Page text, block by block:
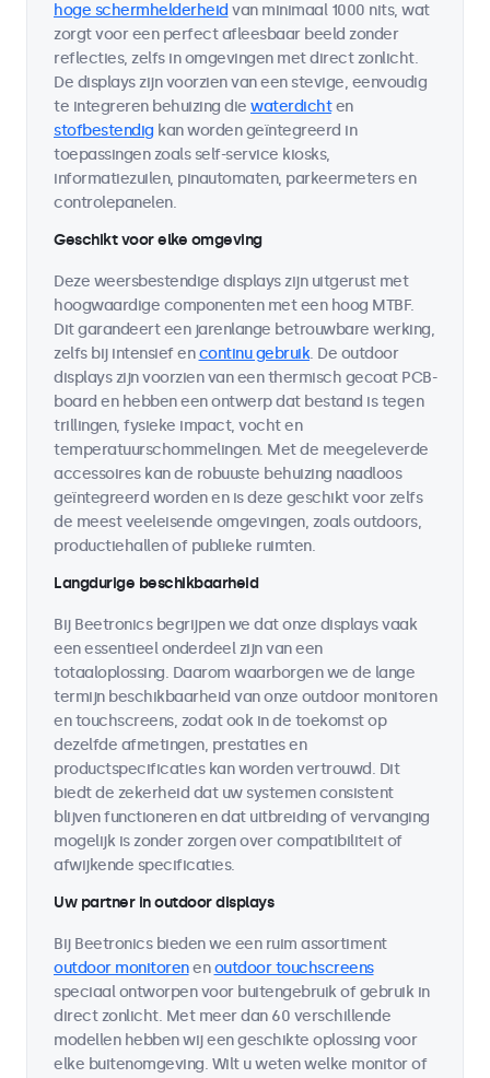
hoge schermhelderheid van minimaal 1000 nits, wat
zorgt voor een perfect afleesbaar beeld zonder
reflecties, zelfs in omgevingen met direct zonlicht.
De displays zijn voorzien van een stevige, eenvoudig
te integreren behuizing die waterdichten
stofbestendig kan worden geïntegreerd in
toepassingen zoals self-service kiosks,
informatiezuilen, pinautomaten, parkeermeters en
controlepanelen.
Geschikt voor elke omgeving
Deze weersbestendige displays zijn uitgerust met
hoogwaardige componenten met een hoog MTBF.
Dit garandeert een jarenlange betrouwbare werking,
zelfs bij intensief encontinu gebruik. De outdoor
displays zijn voorzien van een thermisch gecoat PCB-
board en hebben een ontwerp dat bestand is tegen
trillingen, fysieke impact, vocht en
temperatuurschommelingen. Met de meegeleverde
accessoires kan de robuuste behuizing naadloos
geïntegreerd worden en is deze geschikt voor zelfs
de meest veeleisende omgevingen, zoals outdoors,
productiehallen of publieke ruimten.
Langdurige beschikbaarheid
Bij Beetronics begrijpen we dat onze displays vaak
een essentieel onderdeel zijn van een
totaaloplossing. Daarom waarborgen we de lange
termijn beschikbaarheid van onze outdoor monitoren
en touchscreens, zodat ook in de toekomst op
dezelfde afmetingen, prestaties en
productspecificaties kan worden vertrouwd. Dit
biedt de zekerheid dat uw systemen consistent
blijven functioneren en dat uitbreiding of vervanging
mogelijk is zonder zorgen over compatibiliteit of
afwijkende specificaties.
Uw partner in outdoor displays
Bij Beetronics bieden we een ruim assortiment
outdoor monitorenenoutdoor touchscreens
speciaal ontworpen voor buitengebruik of gebruik in
direct zonlicht. Met meer dan 60 verschillende
modellen hebben wij een geschikte oplossing voor
elke buitenomgeving. Wilt u weten welke monitor of